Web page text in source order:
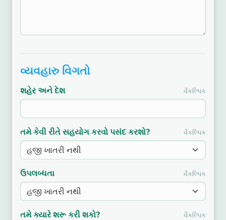
વ્યવહારુ વિગતો
શહેર અને દેશ વૈકલ્પિક
તમે કેવી રીતે સહયોગ કરવો પસંદ કરશો? વૈકલ્પિક
ઉપલબ્ધતા વૈકલ્પિક
તમે ક્યારે શરૂ કરી શકો? વૈકલ્પિક